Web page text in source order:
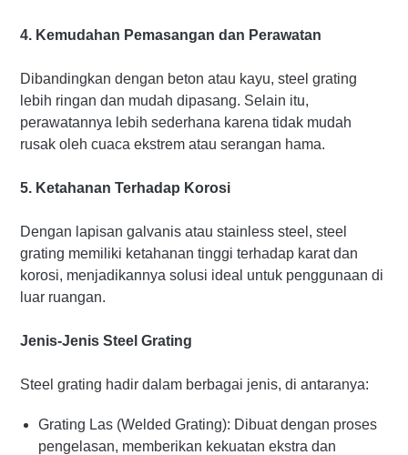
4. Kemudahan Pemasangan dan Perawatan
Dibandingkan dengan beton atau kayu, steel grating
lebih ringan dan mudah dipasang. Selain itu,
perawatannya lebih sederhana karena tidak mudah
rusak oleh cuaca ekstrem atau serangan hama.
5. Ketahanan Terhadap Korosi
Dengan lapisan galvanis atau stainless steel, steel
grating memiliki ketahanan tinggi terhadap karat dan
korosi, menjadikannya solusi ideal untuk penggunaan di
luar ruangan.
Jenis-Jenis Steel Grating
Steel grating hadir dalam berbagai jenis, di antaranya:
Grating Las (Welded Grating): Dibuat dengan proses
pengelasan, memberikan kekuatan ekstra dan